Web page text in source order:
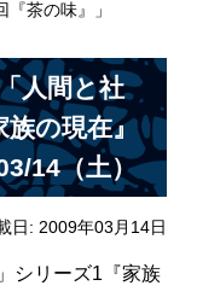
茶の味』」
人間と社
族の現在』
14（土）
日: 2009年03月14日
シリーズ1『家族